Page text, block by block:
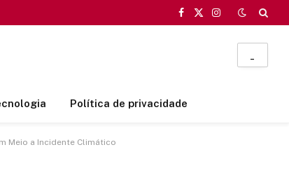
Facebook
X
Instagram
Política de privacidade
Meio a Incidente Climático